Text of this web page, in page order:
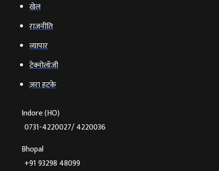
खेल
राजनीति
व्‍यापार
टेक्‍नोलॉजी
ज़रा हटके
Indore (HO)
0731-4220027/ 4220036
Bhopal
+91 93298 48099